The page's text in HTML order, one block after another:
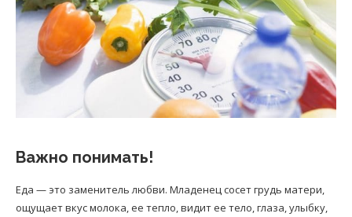
Важно понимать!
Еда — это заменитель любви. Младенец сосет грудь матери,
ощущает вкус молока, ее тепло, видит ее тело, глаза, улыбку,